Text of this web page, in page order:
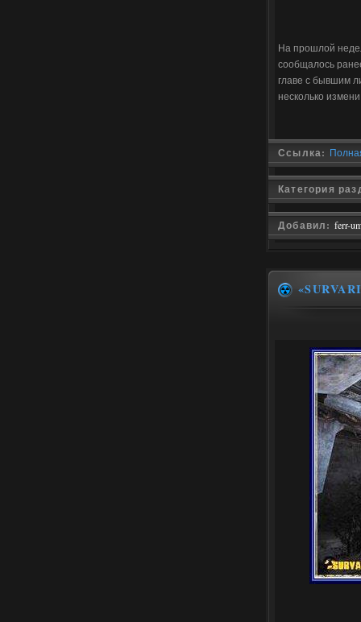
На прошлой
сообщалось
главе с бывшим
несколько
Ссылка:
Категория
Добавил: ferr-